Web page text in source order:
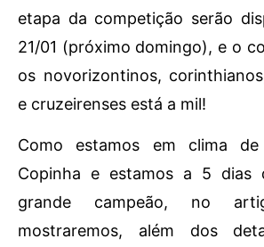
etapa da competição serão
21/01 (próximo domingo), e o
os novorizontinos,
e cruzeirenses está a mil!
Como estamos em clima
Copinha e estamos a 5 dias
grande campeão, no
mostraremos, além dos